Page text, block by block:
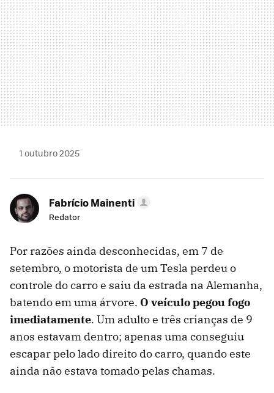
1 outubro 2025
Fabrício Mainenti
Redator
Por razões ainda desconhecidas, em 7 de
setembro, o motorista de um Tesla perdeu o
controle do carro e saiu da estrada na Alemanha,
batendo em uma árvore. O veículo pegou fogo
imediatamente. Um adulto e três crianças de 9
anos estavam dentro; apenas uma conseguiu
escapar pelo lado direito do carro, quando este
ainda não estava tomado pelas chamas.